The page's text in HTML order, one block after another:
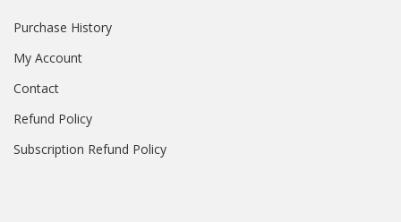
Purchase History
My Account
Contact
Refund Policy
Subscription Refund Policy